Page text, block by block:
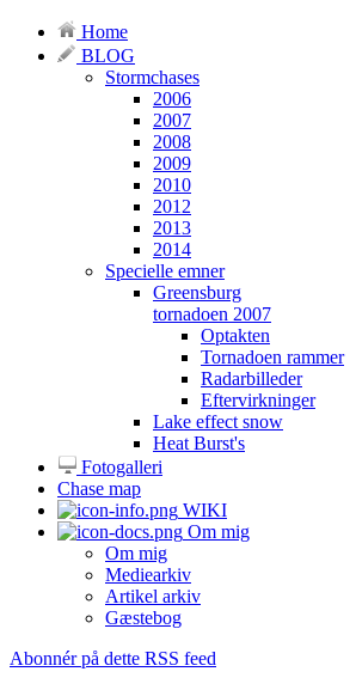
Home
BLOG
Stormchases
2006
2007
2008
2009
2010
2012
2013
2014
Specielle emner
Greensburg
tornadoen 2007
Optakten
Tornadoen rammer
Radarbilleder
Eftervirkninger
Lake effect snow
Heat Burst's
Fotogalleri
Chase map
WIKI
Om mig
Om mig
Mediearkiv
Artikel arkiv
Gæstebog
Abonnér på dette RSS feed